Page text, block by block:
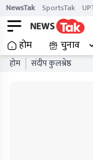
NewsTak SportsTak
होम चुनाव
होम संदीप कुलश्रेष्ठ